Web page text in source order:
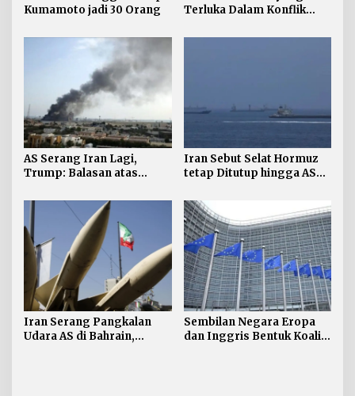
Kumamoto jadi 30 Orang
Terluka Dalam Konflik
AS Serang Iran Lagi,
Trump: Balasan atas
Iran Sebut Selat Hormuz
tetap Ditutup hingga AS
Iran Serang Pangkalan
Udara AS di Bahrain,
Sembilan Negara Eropa
dan Inggris Bentuk Koalisi